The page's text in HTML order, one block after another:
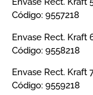
Código: 9557218
Envase Rect. Kraft
Código: 9558218
Envase Rect. Kraft
Código: 9559218